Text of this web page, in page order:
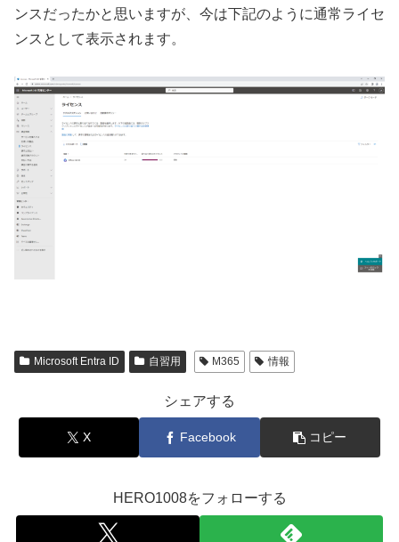
ンスだったかと思いますが、今は下記のように通常ライセ
ンスとして表示されます。
Microsoft Entra ID 自習用 M365 情報
シェアする
X Facebook コピー
HERO1008をフォローする